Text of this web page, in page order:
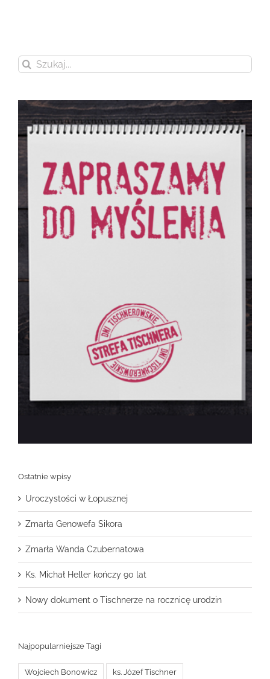
Szukaj
Ostatnie wpisy
Uroczystości w Łopusznej
Zmarła Genowefa Sikora
Zmarła Wanda Czubernatowa
Ks. Michał Heller kończy 90 lat
Nowy dokument o Tischnerze na rocznicę urodzin
Najpopularniejsze Tagi
Wojciech Bonowicz ks. Józef Tischner